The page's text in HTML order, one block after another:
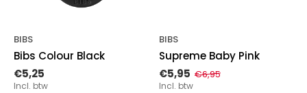
BIBS
Bibs Colour Black
€5,25
Incl. btw
BIBS
Supreme Baby Pink
€5,95 €6,95
Incl. btw